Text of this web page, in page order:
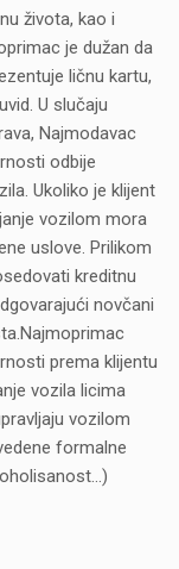
života, kao i
je dužan da
ličnu kartu,
U slučaju
Najmodavac
odbije
Ukoliko je klijent
vozilom mora
uslove. Prilikom
kreditnu
novčani
prema klijentu
vozila licima
vozilom
formalne